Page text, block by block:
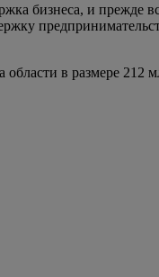
бизнеса, и прежде
в размере